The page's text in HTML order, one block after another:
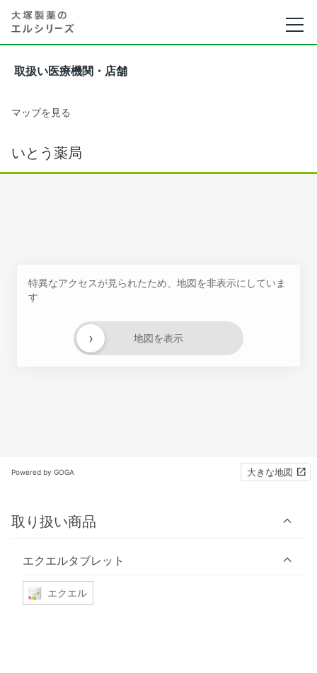
取扱い医療機関・店舗
マップを見る
いとう薬局
特異なアクセスが見られたため、地図を非表示にしていま
す
地図を表示
›
Powered by GOGA 大きな地図
取り扱い商品
エクエルタブレット
エクエル